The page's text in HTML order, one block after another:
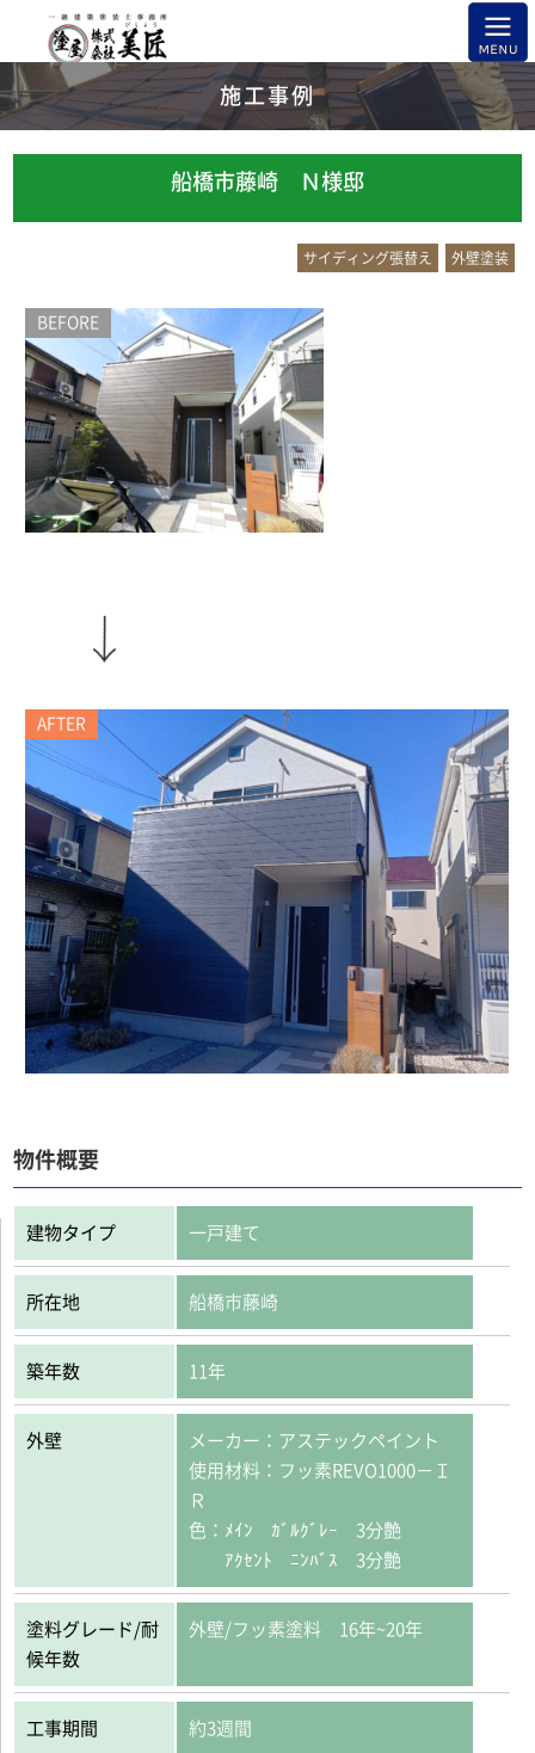
施工事例
船橋市藤崎 Ｎ様邸
サイディング張替え 外壁塗装
BEFORE
AFTER
物件概要
建物タイプ 一戸建て
所在地 船橋市藤崎
築年数 11年
外壁
メーカー：アステックペイント
使用材料：フッ素REVO1000－Ｉ
Ｒ
色：ﾒｲﾝ ｶﾞﾙｸﾞﾚｰ 3分艶
ｱｸｾﾝﾄ ﾆﾝﾊﾞｽ 3分艶
塗料グレード/耐
候年数
外壁/フッ素塗料 16年~20年
工事期間 約3週間